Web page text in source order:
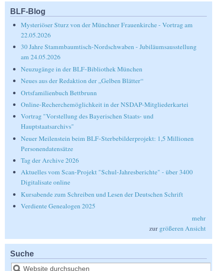
BLF-Blog
Mysteriöser Sturz von der Münchner Frauenkirche - Vortrag am
22.05.2026
30 Jahre Stammbaumtisch-Nordschwaben - Jubiläumsausstellung
am 24.05.2026
Neuzugänge in der BLF-Bibliothek München
Neues aus der Redaktion der „Gelben Blätter“
Ortsfamilienbuch Bettbrunn
Online-Recherchemöglichkeit in der NSDAP-Mitgliederkartei
Vortrag "Vorstellung des Bayerischen Staats- und
Hauptstaatsarchivs"
Neuer Meilenstein beim BLF-Sterbebilderprojekt: 1,5 Millionen
Personendatensätze
Tag der Archive 2026
Aktuelles vom Scan-Projekt "Schul-Jahresberichte" - über 3400
Digitalisate online
Kursabende zum Schreiben und Lesen der Deutschen Schrift
Verdiente Genealogen 2025
mehr
zur größeren Ansicht
Suche
Suche